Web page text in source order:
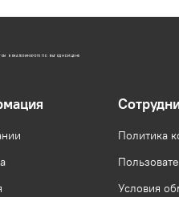
В ЕКАТЕРИНБУРГЕ ПО ВЫГОДНОЙ ЦЕНЕ
Политика
Условия